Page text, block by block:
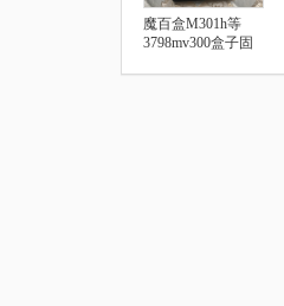
魔百盒M301h等
3798mv300盒子固